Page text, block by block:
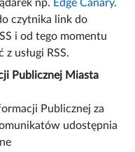
np. Edge Canary.
czytnika link do
i od tego momentu
usługi RSS.
Publicznej Miasta
Publicznej za
udostępnia